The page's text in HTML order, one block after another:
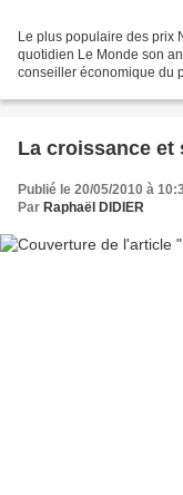
Le plus populaire des prix
quotidien Le Monde son
conseiller économique du
La croissance et
Publié le 20/05/2010 à
Par Raphaël DIDIER